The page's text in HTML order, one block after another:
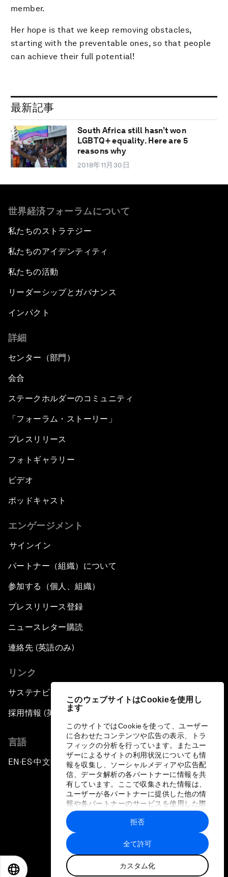
このウェブサイトはCookieを使用し
ます
このサイトではCookieを使って、ユーザー
に合わせたコンテンツや広告の表示、トラ
フィックの分析を行っています。またユー
ザーによるサイトの利用状況についても情
報を収集し、ソーシャルメディアや広告配
信、データ解析の各パートナーに情報を共
有しています。ここで収集された情報は、
ユーザーが各パートナーに提供した他の情
報や各パートナーのサービスを使用した際
に収集された情報と組み合わされ、各パー
トナーによって使用されることがありま
す。
全て許可
カスタム化
拒否
member.
Her hope is that we keep removing obstacles,
starting with the preventable ones, so that people
can achieve their full potential!
最新記事
South Africa still hasn’t won
LGBTQ+ equality. Here are 5
reasons why
2018年11月30日
世界経済フォーラムについて
私たちのストラテジー
私たちのアイデンティティ
私たちの活動
リーダーシップとガバナンス
インパクト
詳細
センター（部門）
会合
ステークホルダーのコミュニティ
「フォーラム・ストーリー」
プレスリリース
フォトギャラリー
ビデオ
ポッドキャスト
エンゲージメント
サインイン
パートナー（組織）について
参加する（個人、組織）
プレスリリース登録
ニュースレター購読
連絡先 (英語のみ)
リンク
サステナビリティへの取り組み
採用情報 (英語のみ)
言語
EN ▪ ES▪中文▪ 日本語
プライバシーポリシーと利用規約
サイトマップ
©
世界経済フォーラム